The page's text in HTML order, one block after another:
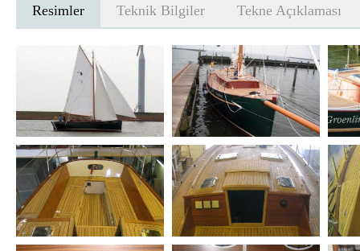
Resimler Teknik Bilgiler Tekne Açıklaması